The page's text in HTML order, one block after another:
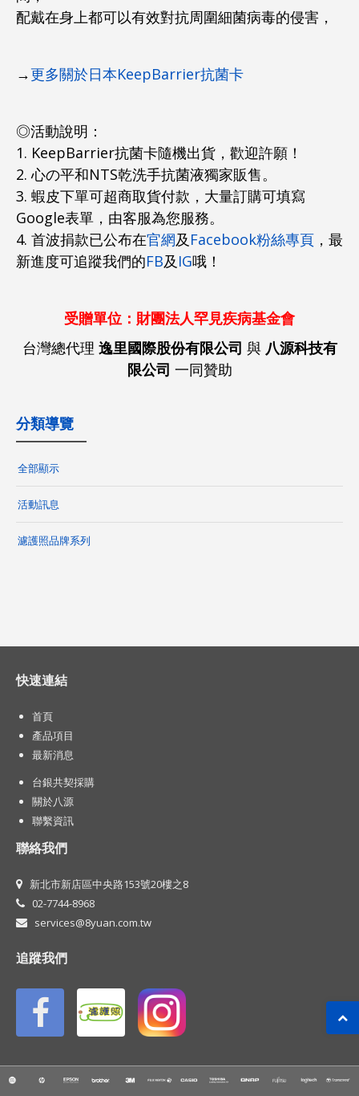
配戴在身上都可以有效對抗周圍細菌病毒的侵害，
→更多關於日本KeepBarrier抗菌卡
◎活動說明：
1. KeepBarrier抗菌卡隨機出貨，歡迎許願！
2. 心の平和NTS乾洗手抗菌液獨家販售。
3. 蝦皮下單可超商取貨付款，大量訂購可填寫
Google表單，由客服為您服務。
4. 首波捐款已公布在官網及 Facebook粉絲專頁 ，最
新進度可追蹤我們的FB及 IG哦！
受贈單位：財團法人罕見疾病基金會
台灣總代理 逸里國際股份有限公司 與 八源科技有
限公司 一同贊助
分類導覽
全部顯示
活動訊息
濾護照品牌系列
快速連結
首頁
產品項目
最新消息
台銀共契採購
關於八源
聯繫資訊
聯絡我們
新北市新店區中央路153號20樓之8
02-7744-8968
services@8yuan.com.tw
追蹤我們